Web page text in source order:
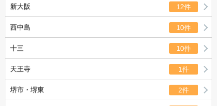
新大阪 12件
西中島 10件
十三 10件
天王寺 1件
堺市・堺東 2件